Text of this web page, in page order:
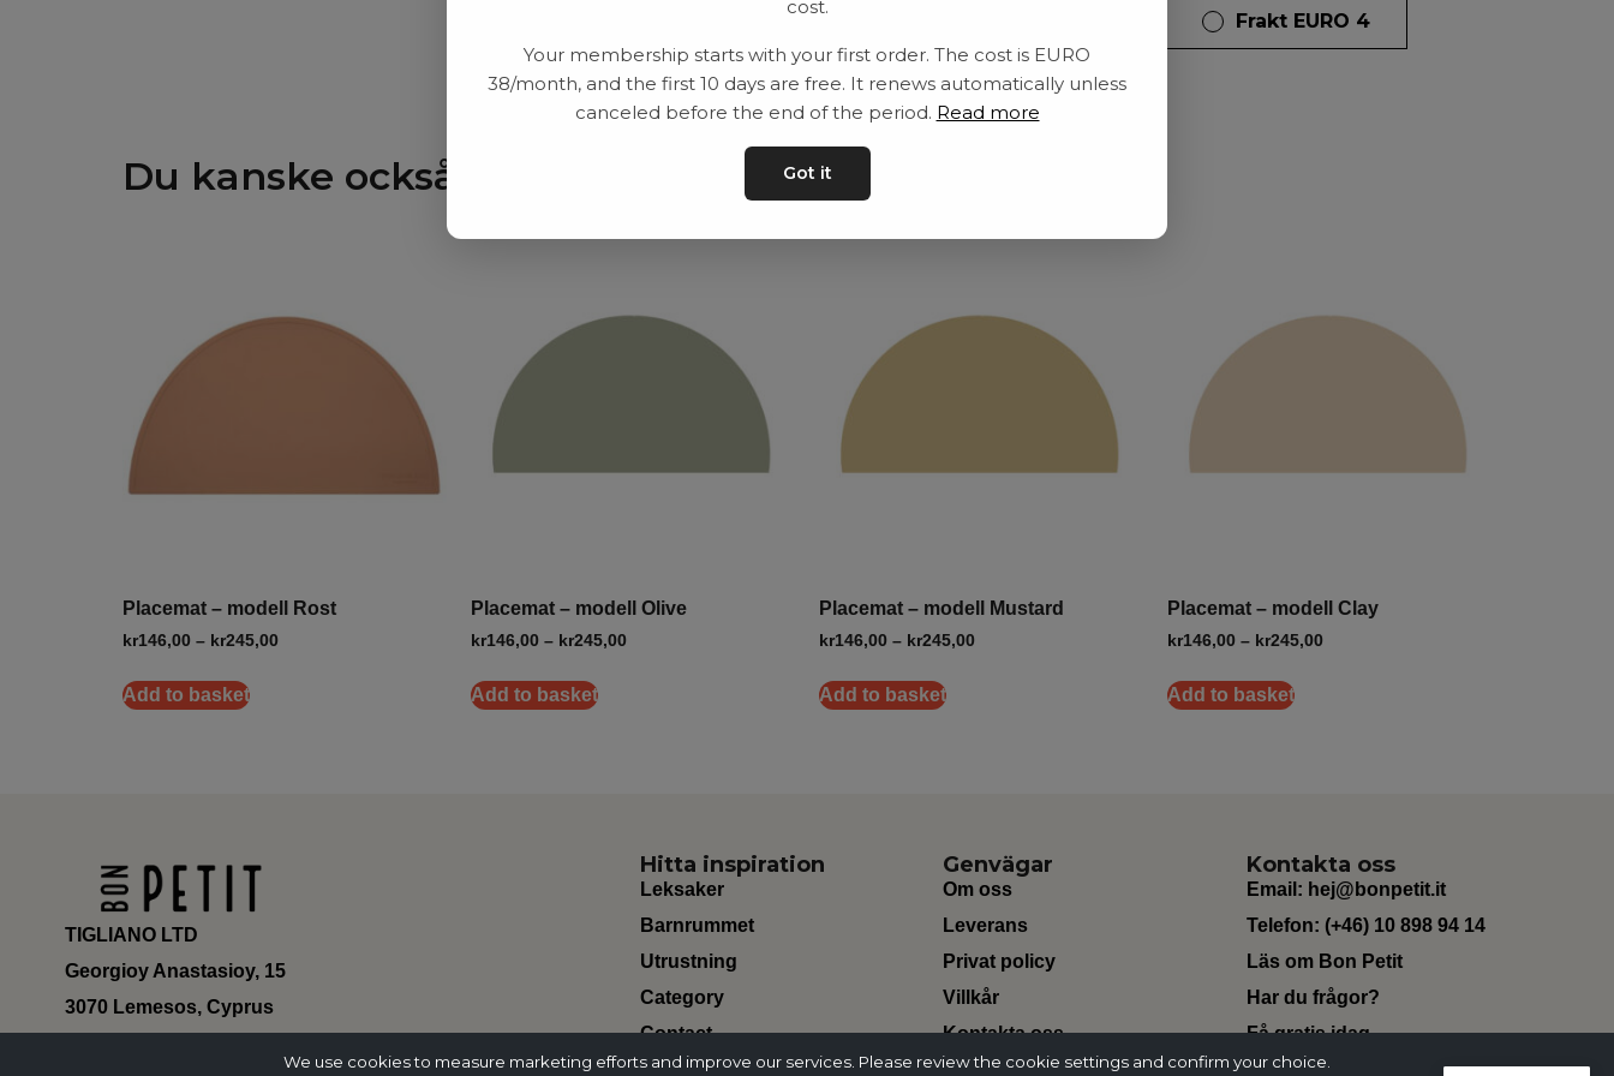
Frakt EURO 4
Du kanske också gillar
Placemat – modell Rost
kr146,00 – kr245,00
Add to basket
Placemat – modell Olive
kr146,00 – kr245,00
Add to basket
Placemat – modell Mustard
kr146,00 – kr245,00
Add to basket
Placemat – modell Clay
kr146,00 – kr245,00
Add to basket
TIGLIANO LTD
Georgioy Anastasioy, 15
3070 Lemesos, Cyprus
Hitta inspiration
Leksaker
Barnrummet
Utrustning
Category
Contact
Genvägar
Om oss
Leverans
Privat policy
Villkår
Kontakta oss
Kontakta oss
Email: hej@bonpetit.it
Telefon: (+46) 10 898 94 14
Läs om Bon Petit
Har du frågor?
Få gratis idag
Change Currency
cost.
Your membership starts with your first order. The cost is EURO
38/month, and the first 10 days are free. It renews automatically unless
canceled before the end of the period. Read more
Got it
We use cookies to measure marketing efforts and improve our services. Please review the cookie settings and confirm your choice.